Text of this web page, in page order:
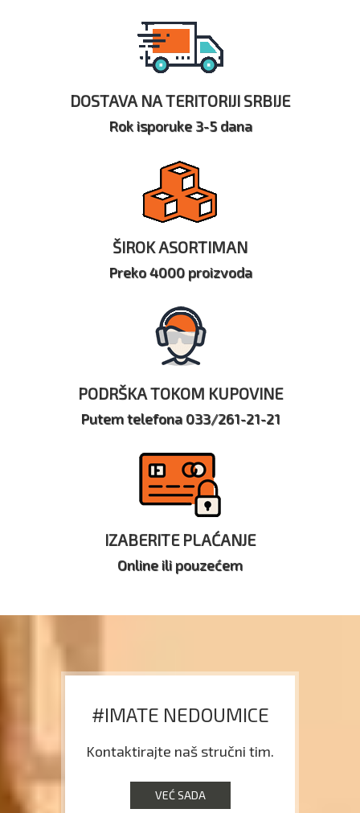
DOSTAVA NA TERITORIJI SRBIJE
Rok isporuke 3-5 dana
ŠIROK ASORTIMAN
Preko 4000 proizvoda
PODRŠKA TOKOM KUPOVINE
Putem telefona 033/261-21-21
IZABERITE PLAĆANJE
Online ili pouzećem
#IMATE NEDOUMICE
Kontaktirajte naš stručni tim.
VEĆ SADA